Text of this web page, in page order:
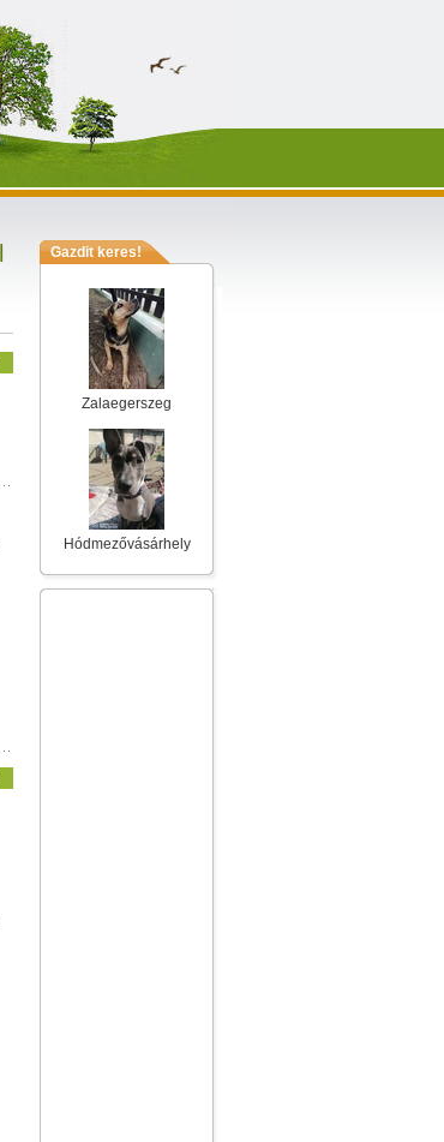
Gazdit keres!
Zalaegerszeg
Hódmezővásárhely